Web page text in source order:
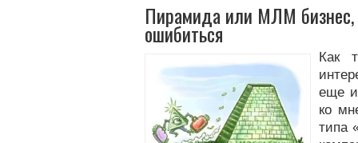
Пирамида или МЛМ бизнес,
ошибиться
Как
еще и
ко
типа